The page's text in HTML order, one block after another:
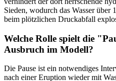
Sieden, wodurch das Wasser über
beim plötzlichen Druckabfall
Welche Rolle spielt die
Ausbruch im Modell?
Die Pause ist ein notwendiges
nach einer Eruption wieder mit